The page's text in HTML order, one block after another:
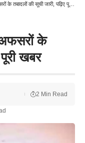
की सूची जारी, पढ़िए पूरी खबर
के
खबर
2 Min Read